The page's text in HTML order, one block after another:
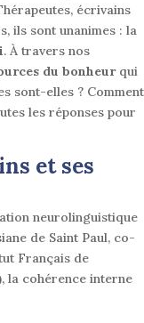
écrivains
ils sont unanimes : la
. À travers nos
du bonheurqui
sont-elles ? Comment
les réponses pour
et ses
neurolinguistique
de Saint Paul, co-
Français de
la cohérence interne